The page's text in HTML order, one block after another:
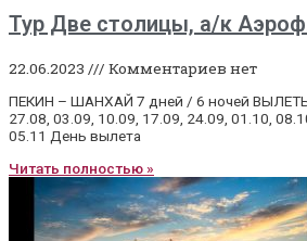
Тур Две столицы, а/к
22.06.2023 Комментариев нет
ПЕКИН – ШАНХАЙ 7 дней / 6 ночей
27.08, 03.09, 10.09, 17.09, 24.09, 01.10,
05.11 День вылета
Читать полностью »